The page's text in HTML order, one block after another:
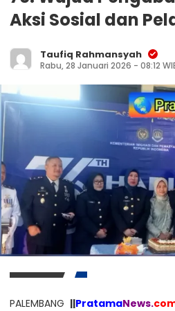
Aksi Sosial dan
Taufiq Rahmansyah
Rabu, 28 Januari 2026 - 08:12
PALEMBANG ||PratamaNews.